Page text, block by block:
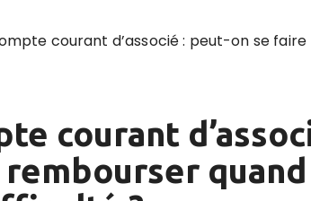
courant d’associé : peut-on se
courant